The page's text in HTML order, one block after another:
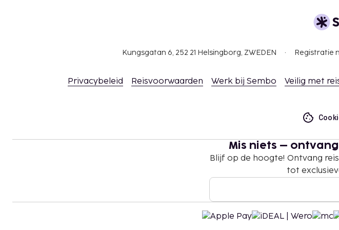
Deze lijst is mogelijk niet volledig. Toeslagen en borgsommen zijn mogelijk
Wegens de nationale wetgeving mogen contante betalingen bij deze
voor meer informatie contact op met de accommodatie via de
beschikbaarheid. Informeer rechtstreeks bij de accommodatie via de
Kungsgatan 6, 252 21 Helsingborg, ZWEDEN Registratie
Privacybeleid Reisvoorwaarden Werk bij Sembo Veilig met
Mis niets –
Blijf op de hoogte! Ontvang
tot